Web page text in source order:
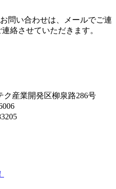
問い合わせは、メールでご連
絡させていただきます。
産業開発区柳泉路286号